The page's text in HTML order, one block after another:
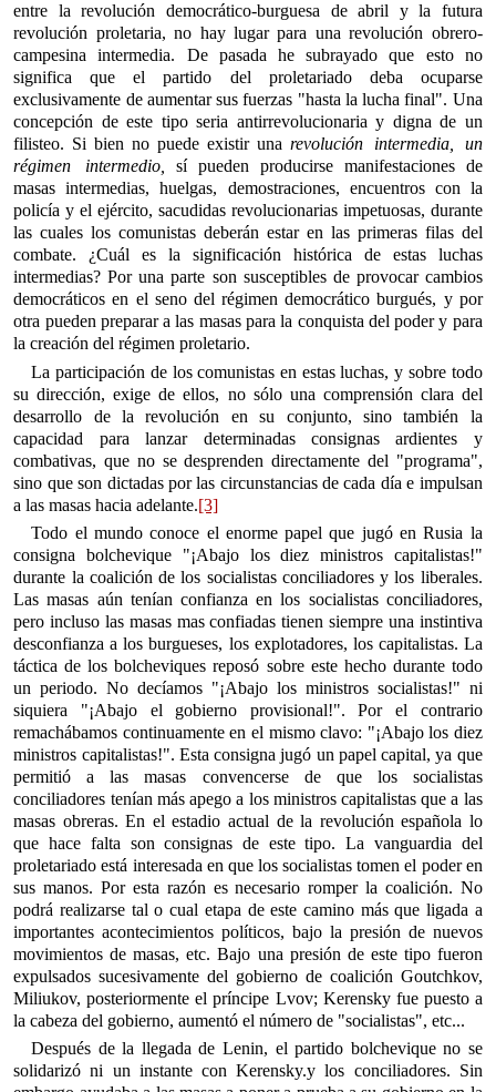
entre la revolución democrático-burguesa de abril y la futura
revolución proletaria, no hay lugar para una revolución obrero-
campesina intermedia. De pasada he subrayado que esto no
significa que el partido del proletariado deba ocuparse
exclusivamente de aumentar sus fuerzas "hasta la lucha final". Una
concepción de este tipo seria antirrevolucionaria y digna de un
filisteo. Si bien no puede existir una revolución intermedia, un
régimen intermedio,
sí pueden producirse manifestaciones de
masas intermedias, huelgas, demostraciones, encuentros con la
policía y el ejército, sacudidas revolucionarias impetuosas, durante
las cuales los comunistas deberán estar en las primeras filas del
combate. ¿Cuál es la significación histórica de estas luchas
intermedias? Por una parte son susceptibles de provocar cambios
democráticos en el seno del régimen democrático burgués, y por
otra pueden preparar a las masas para la conquista del poder y para
la creación del régimen proletario.
La participación de los comunistas en estas luchas, y sobre todo
su dirección, exige de ellos, no sólo una comprensión clara del
desarrollo de la revolución en su conjunto, sino también la
capacidad para lanzar determinadas consignas ardientes y
combativas, que no se desprenden directamente del "programa",
sino que son dictadas por las circunstancias de cada día e impulsan
a las masas hacia adelante.[3]
Todo el mundo conoce el enorme papel que jugó en Rusia la
consigna bolchevique "¡Abajo los diez ministros capitalistas!"
durante la coalición de los socialistas conciliadores y los liberales.
Las masas aún tenían confianza en los socialistas conciliadores,
pero incluso las masas mas confiadas tienen siempre una instintiva
desconfianza a los burgueses, los explotadores, los capitalistas. La
táctica de los bolcheviques reposó sobre este hecho durante todo
un periodo. No decíamos "¡Abajo los ministros socialistas!" ni
siquiera "¡Abajo el gobierno provisional!". Por el contrario
remachábamos continuamente en el mismo clavo: "¡Abajo los diez
ministros capitalistas!". Esta consigna jugó un papel capital, ya que
permitió a las masas convencerse de que los socialistas
conciliadores tenían más apego a los ministros capitalistas que a las
masas obreras. En el estadio actual de la revolución española lo
que hace falta son consignas de este tipo. La vanguardia del
proletariado está interesada en que los socialistas tomen el poder en
sus manos. Por esta razón es necesario romper la coalición. No
podrá realizarse tal o cual etapa de este camino más que ligada a
importantes acontecimientos políticos, bajo la presión de nuevos
movimientos de masas, etc. Bajo una presión de este tipo fueron
expulsados sucesivamente del gobierno de coalición Goutchkov,
Miliukov, posteriormente el príncipe Lvov; Kerensky fue puesto a
la cabeza del gobierno, aumentó el número de "socialistas", etc...
Después de la llegada de Lenin, el partido bolchevique no se
solidarizó ni un instante con Kerensky.y los conciliadores. Sin